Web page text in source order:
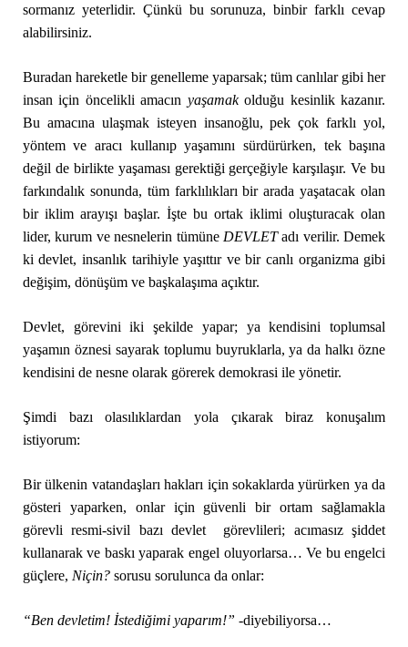
sormanız yeterlidir. Çünkü bu sorunuza, binbir farklı cevap
alabilirsiniz.
Buradan hareketle bir genelleme yaparsak; tüm canlılar gibi her
insan için öncelikli amacın yaşamakolduğu kesinlik kazanır.
Bu amacına ulaşmak isteyen insanoğlu, pek çok farklı yol,
yöntem ve aracı kullanıp yaşamını sürdürürken, tek başına
değil de birlikte yaşaması gerektiği gerçeğiyle karşılaşır. Ve bu
farkındalık sonunda, tüm farklılıkları bir arada yaşatacak olan
bir iklim arayışı başlar. İşte bu ortak iklimi oluşturacak olan
lider, kurum ve nesnelerin tümüne DEVLETadı verilir. Demek
ki devlet, insanlık tarihiyle yaşıttır ve bir canlı organizma gibi
değişim, dönüşüm ve başkalaşıma açıktır.
Devlet, görevini iki şekilde yapar; ya kendisini toplumsal
yaşamın öznesi sayarak toplumu buyruklarla, ya da halkı özne
kendisini de nesne olarak görerek demokrasi ile yönetir.
Şimdi bazı olasılıklardan yola çıkarak biraz konuşalım
istiyorum:
Bir ülkenin vatandaşları hakları için sokaklarda yürürken ya da
gösteri yaparken, onlar için güvenli bir ortam sağlamakla
görevli resmi-sivil bazı devlet görevlileri; acımasız şiddet
kullanarak ve baskı yaparak engel oluyorlarsa… Ve bu engelci
güçlere, Niçin?sorusu sorulunca da onlar:
“Ben devletim! İstediğimi yaparım!” -diyebiliyorsa…